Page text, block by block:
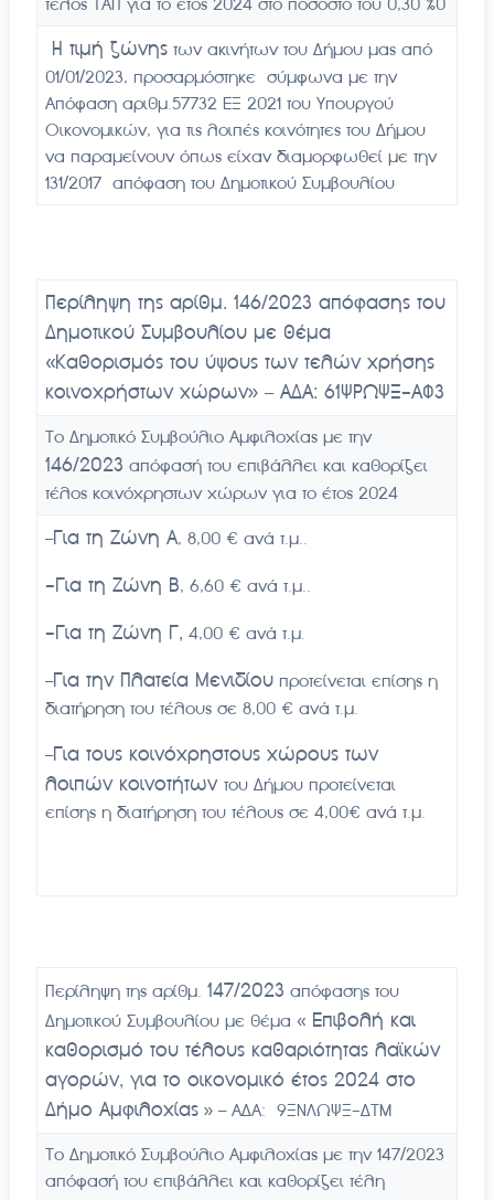
Η τιμή ζώνηςτων ακινήτων του Δήμου μας από
01/01/2023, προσαρμόστηκε σύμφωνα με την
Απόφαση αριθμ.57732 ΕΞ 2021 του Υπουργού
Οικονομικών, για τις λοιπές κοινότητες του Δήμου
να παραμείνουν όπως είχαν διαμορφωθεί με την
131/2017 απόφαση του Δημοτικού Συμβουλίου
Περίληψη της αρίθμ. 146/2023 απόφασης του
Δημοτικού Συμβουλίου με θέμα
«Καθορισμός του ύψους των τελών χρήσης
κοινοχρήστων χώρων» – ΑΔΑ: 61ΨΡΩΨΞ-ΑΦ3
Το Δημοτικό Συμβούλιο Αμφιλοχίας με την
146/2023 απόφασή του επιβάλλει και καθορίζει
τέλος κοινόχρηστων χώρων για το έτος 2024
–Για τη Ζώνη Α, 8,00 € ανά τ.μ..
-Για τη Ζώνη Β, 6,60 € ανά τ.μ..
-Για τη Ζώνη Γ, 4,00 € ανά τ.μ.
–Για την Πλατεία Μενιδίουπροτείνεται επίσης η
διατήρηση του τέλους σε 8,00 € ανά τ.μ.
–Για τους κοινόχρηστους χώρους των
λοιπών κοινοτήτων του Δήμου προτείνεται
επίσης η διατήρηση του τέλους σε 4,00€ ανά τ.μ.
Περίληψη της αρίθμ. 147/2023 απόφασης του
Δημοτικού Συμβουλίου με θέμα «Επιβολή και
καθορισμό του τέλους καθαριότητας λαϊκών
αγορών, για το οικονομικό έτος 2024 στο
Δήμο Αμφιλοχίας» – ΑΔΑ: 9ΞΝΛΩΨΞ-ΔΤΜ
Το Δημοτικό Συμβούλιο Αμφιλοχίας με την 147/2023
απόφασή του επιβάλλει και καθορίζει τέλη